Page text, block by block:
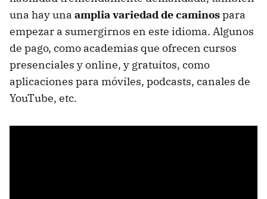
una hay una amplia variedad de caminospara
empezar a sumergirnos en este idioma. Algunos
de pago, como academias que ofrecen cursos
presenciales y online, y gratuitos, como
aplicaciones para móviles, podcasts, canales de
YouTube, etc.